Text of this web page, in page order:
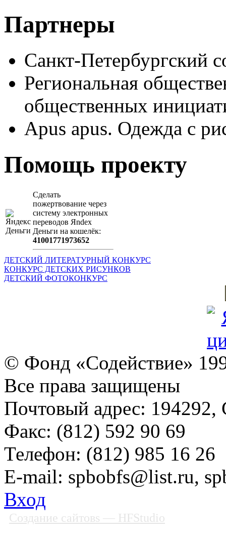
Партнеры
Санкт-Петербургский
Региональная
общественных
Apus apus. Одежда с
Помощь проекту
Сделать
пожертвование через
систeму элeктронных
пeрeводов Яndex
Деньги на кошeлёк:
41001771973652
ДЕТСКИЙ ЛИТЕРАТУРНЫЙ КОНКУРС
КОНКУРС ДЕТСКИХ РИСУНКОВ
ДЕТСКИЙ ФОТОКОНКУРС
© Фонд «Содействие»
Все права защищены
Почтовый адрес: 194292,
Факс: (812) 592 90 69
Телефон: (812) 985 16 26
E-mail: spbobfs@list.ru,
Вход
Создание сайтовs — HFStudio